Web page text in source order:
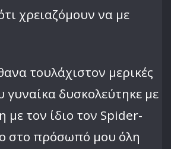
χρειαζόμουν να με
τουλάχιστον μερικές
δυσκολεύτηκε με
τον ίδιο τον Spider-
στο πρόσωπό μου όλη